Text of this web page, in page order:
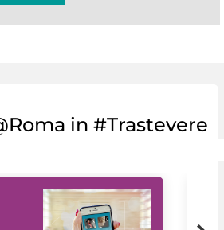
in #Trastevere